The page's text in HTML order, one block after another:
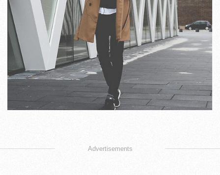
Advertisements